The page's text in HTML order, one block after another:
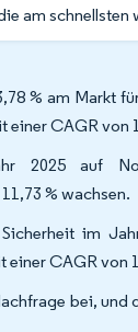
am schnellsten
% am Markt
CAGR von
2025 auf
% wachsen.
im
CAGR von
bei,